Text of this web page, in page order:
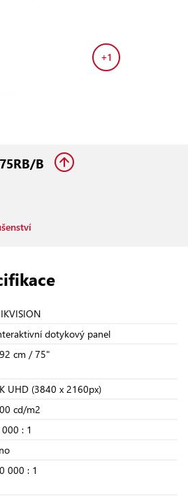
+1
B
dotykový panel
cm / 75"
UHD (3840 x 2160px)
cd/m2
: 1
000 : 1